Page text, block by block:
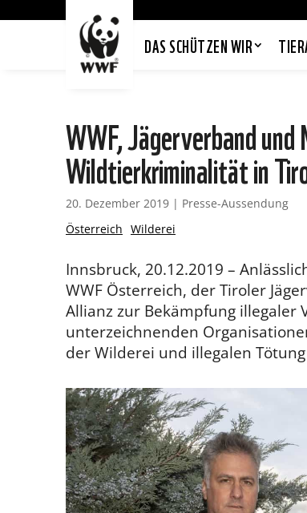
DAS SCHÜTZEN WIR
WWF, Jägerverband
Wildtierkriminalität in
20. Dezember 2019 | Presse-Aussendung
Österreich Wilderei
Innsbruck, 20.12.2019 –
WWF Österreich, der Tiroler
Allianz zur Bekämpfung illegaler
unterzeichnenden
der Wilderei und illegalen